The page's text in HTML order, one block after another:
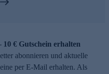
€ Gutschein erhalten
abonnieren und aktuelle
per E-Mail erhalten. Als